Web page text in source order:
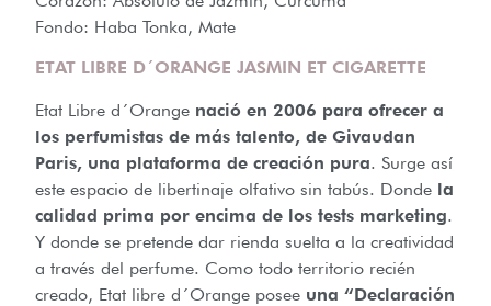
Fondo: Haba Tonka, Mate
ETAT LIBRE D´ORANGE JASMIN ET CIGARETTE
Etat Libre d´Orange nació en 2006 para ofrecer a
los perfumistas de más talento, de Givaudan
Paris, una plataforma de creación pura. Surge así
este espacio de libertinaje olfativo sin tabús. Donde la
calidad prima por encima de los tests marketing.
Y donde se pretende dar rienda suelta a la creatividad
a través del perfume. Como todo territorio recién
creado, Etat libre d´Orange posee una “Declaración